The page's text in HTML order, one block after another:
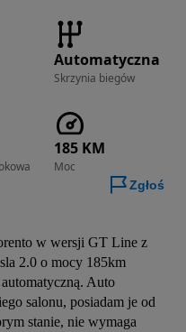
Automatyczna
Skrzynia biegów
185 KM
Moc
Zgłoś
w wersji GT Line z
2.0 o mocy 185km
Auto
salonu, posiadam je od
stanie, nie wymaga